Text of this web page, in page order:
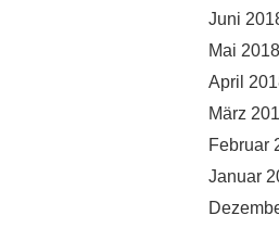
Juni
Mai 2018
April
März
Februar
Januar